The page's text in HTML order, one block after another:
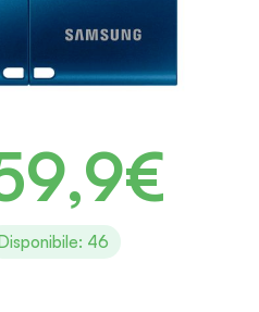
Disponibile: 46